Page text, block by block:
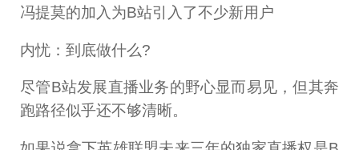
冯提莫的加入为B站引入了不少新用户
内忧：到底做什么?
尽管B站发展直播业务的野心显而易见，但其奔
跑路径似乎还不够清晰。